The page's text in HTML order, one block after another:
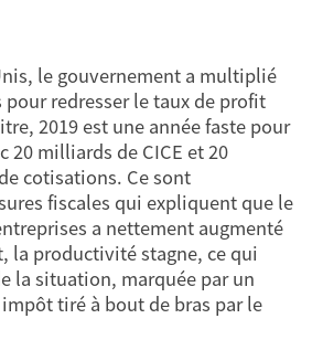
le gouvernement a multiplié
pour redresser le taux de profit
2019 est une année faste pour
20 milliards de CICE et 20
cotisations. Ce sont
fiscales qui expliquent que le
a nettement augmenté
la productivité stagne, ce qui
la situation, marquée par un
tiré à bout de bras par le